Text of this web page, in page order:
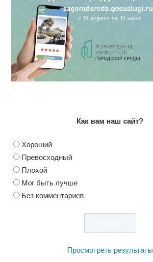
Как вам наш сайт?
Хороший
Превосходный
Плохой
Мог быть лучше
Без комментариев
Просмотреть результаты